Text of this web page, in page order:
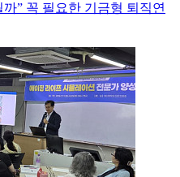
” 꼭 필요한 기금형 퇴직연